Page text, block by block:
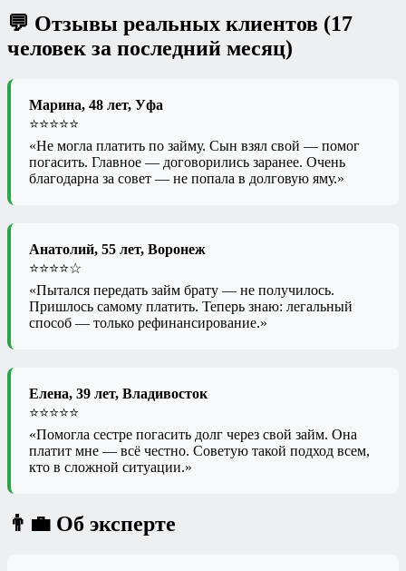
💬 Отзывы реальных клиентов (17
человек за последний месяц)
Марина, 48 лет, Уфа
⭐⭐⭐⭐⭐
«Не могла платить по займу. Сын взял свой — помог
погасить. Главное — договорились заранее. Очень
благодарна за совет — не попала в долговую яму.»
Анатолий, 55 лет, Воронеж
⭐⭐⭐⭐☆
«Пытался передать займ брату — не получилось.
Пришлось самому платить. Теперь знаю: легальный
способ — только рефинансирование.»
Елена, 39 лет, Владивосток
⭐⭐⭐⭐⭐
«Помогла сестре погасить долг через свой займ. Она
платит мне — всё честно. Советую такой подход всем,
кто в сложной ситуации.»
👨‍💼 Об эксперте